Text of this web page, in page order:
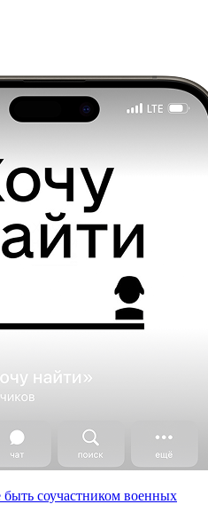
соучастником военных